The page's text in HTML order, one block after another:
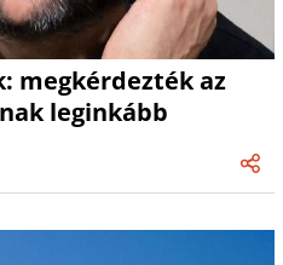
megkérdezték az
leginkább